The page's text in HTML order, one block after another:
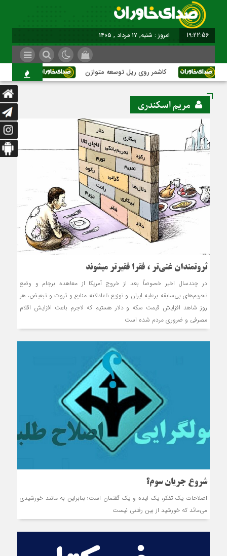
19:22:57 برابر با : Saturday - 8 August - 2026
کاشمر روی ریل توسعه متوازن کاشمر؛ عبور از
مریم اسکندری
ثروتمندان غنی‏‌تر ، فقرا فقیرتر می‏شوند
در چندسال اخیر خصوصاً بعد از خروج آمریکا از معاهده برجام و وضع
تحریم‌های بی‌سابقه برعلیه ایران و توزیع ناعادلانه منابع و ثروت و تبعیض، هر
روز شاهد افزایش قیمت سکه و دلار هستیم که لاجرم باعث افزایش اقلام
مصرفی و ضروری مردم شده است
شروع جریان سوم؟
اصلاحات يک تفکر، يک ايد‌‌ه و يک گفتمان است؛ بنابراين به مانند‌‌ خورشيد‌‌ي
مي‌مانَد‌‌ که خورشيد‌‌ از بين رفتني نيست